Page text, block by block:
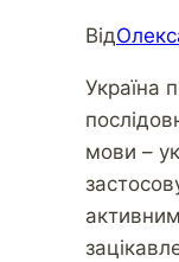
Від
Україна
мови –